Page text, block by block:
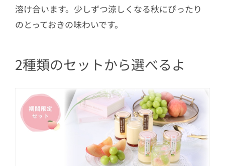
溶け合います。少しずつ涼しくなる秋にぴったり
のとっておきの味わいです。
2種類のセットから選べるよ